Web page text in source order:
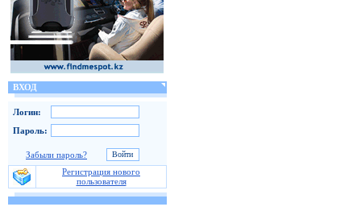
ВХОД
Логин:
Пароль:
Забыли пароль?
Регистрация нового
пользователя